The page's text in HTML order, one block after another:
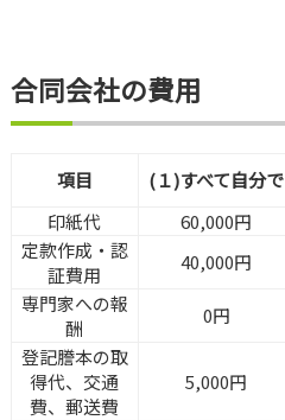
合同会社の費用
項目 (１)すべて自分で
印紙代
60,000円
定款作成・認
証費用
40,000円
専門家への報
酬
0円
登記謄本の取
得代、交通
費、郵送費
5,000円